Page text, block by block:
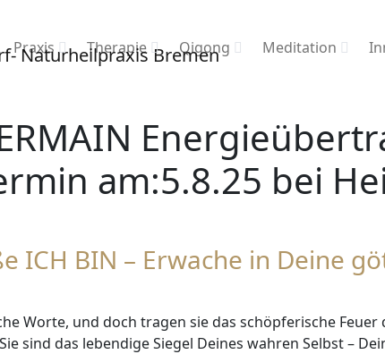
Praxis Therapie Qigong Meditation
am:5.8.25 bei
ICH BIN – Erwache in Deine
Worte, und doch tragen sie das schöpferische
sind das lebendige Siegel Deines wahren Selbst –